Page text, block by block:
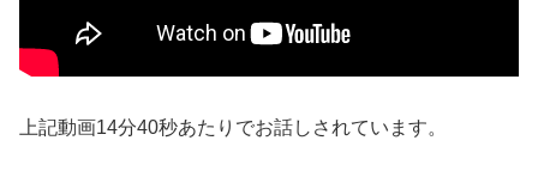
上記動画14分40秒あたりでお話しされています。